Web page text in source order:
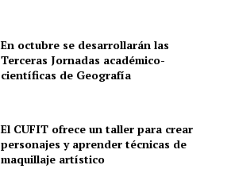
En octubre se desarrollarán las
Terceras Jornadas académico-
científicas de Geografía
El CUFIT ofrece un taller para crear
personajes y aprender técnicas de
maquillaje artístico